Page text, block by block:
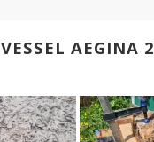
VESSEL AEGINA 2